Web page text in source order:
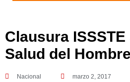
Clausura
Salud del
Nacional marzo 2, 2017